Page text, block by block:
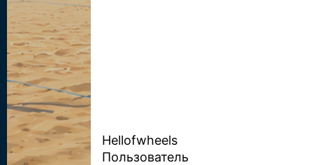
Hellofwheels
Пользователь